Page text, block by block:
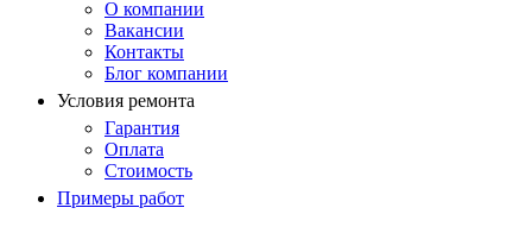
О компании
Вакансии
Контакты
Блог компании
Условия ремонта
Гарантия
Оплата
Стоимость
Примеры работ